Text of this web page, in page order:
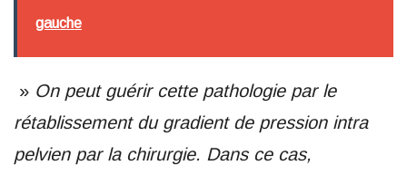
gauche
» On peut guérir cette pathologie par le
rétablissement du gradient de pression intra
pelvien par la chirurgie. Dans ce cas,